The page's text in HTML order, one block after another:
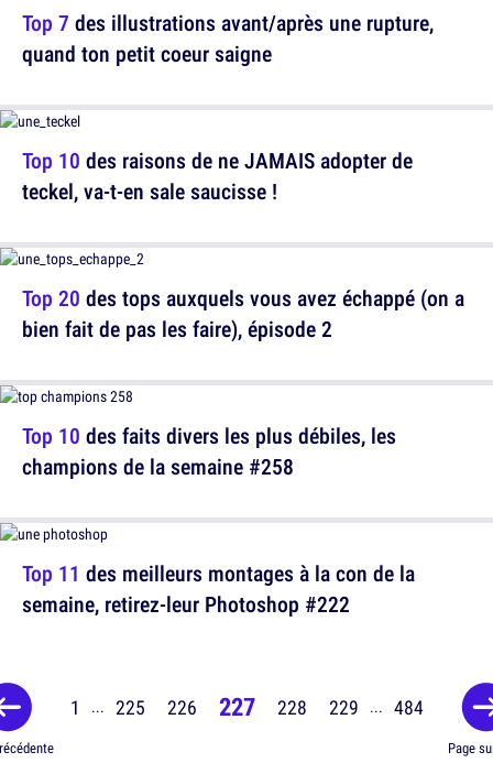
Top 10 des raisons de ne JAMAIS adopter de
teckel, va-t-en sale saucisse !
Top 10 des faits divers les plus débiles, les
champions de la semaine #258
Top 7 des illustrations avant/après une rupture,
quand ton petit coeur saigne
Top 20 des tops auxquels vous avez échappé (on a
bien fait de pas les faire), épisode 2
Top 11 des meilleurs montages à la con de la
semaine, retirez-leur Photoshop #222
1 ... 225 226 227 228 229 ... 484
Page